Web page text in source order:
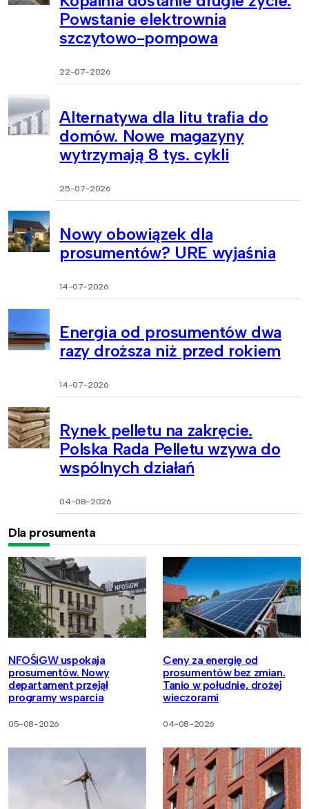
Powstanie elektrownia
szczytowo-pompowa
22-07-2026
Alternatywa dla litu trafia do
domów. Nowe magazyny
wytrzymają 8 tys. cykli
25-07-2026
Nowy obowiązek dla
prosumentów? URE wyjaśnia
14-07-2026
Energia od prosumentów dwa
razy droższa niż przed rokiem
14-07-2026
Rynek pelletu na zakręcie.
Polska Rada Pelletu wzywa do
wspólnych działań
04-08-2026
Dla prosumenta
NFOŚiGW uspokaja
prosumentów. Nowy
departament przejął
programy wsparcia
05-08-2026
Ceny za energię od
prosumentów bez zmian.
Tanio w południe, drożej
wieczorami
04-08-2026